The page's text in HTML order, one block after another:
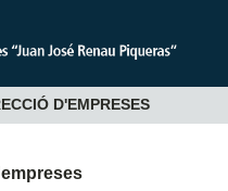
D'EMPRESES